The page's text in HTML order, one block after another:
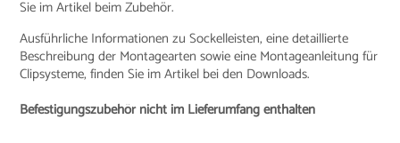
Sie im Artikel beim Zubehör.
Ausführliche Informationen zu Sockelleisten, eine detaillierte
Beschreibung der Montagearten sowie eine Montageanleitung für
Clipsysteme, finden Sie im Artikel bei den Downloads.
Befestigungszubehör nicht im Lieferumfang enthalten